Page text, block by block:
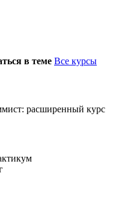
в теме Все курсы
расширенный курс